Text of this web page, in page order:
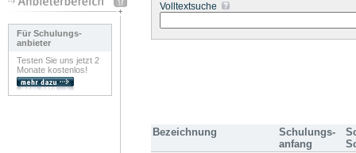
Für Schulungs-
anbieter
Testen Sie uns jetzt 2
Monate kostenlos!
Volltextsuche
Bezeichnung
Schulungs-
anfang